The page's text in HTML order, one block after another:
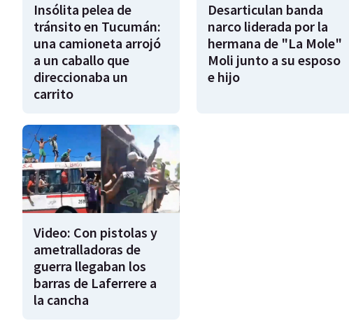
Insólita pelea de
tránsito en Tucumán:
una camioneta arrojó
a un caballo que
direccionaba un
carrito
Desarticulan banda
narco liderada por la
hermana de "La Mole"
Moli junto a su esposo
e hijo
Video: Con pistolas y
ametralladoras de
guerra llegaban los
barras de Laferrere a
la cancha